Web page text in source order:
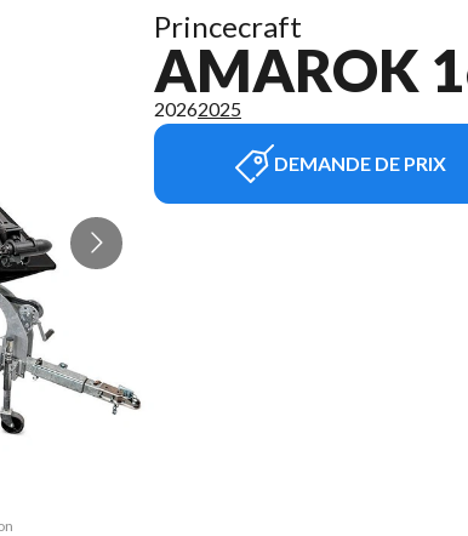
Princecraft
AMAROK
20262025
DEMANDE DE PRIX